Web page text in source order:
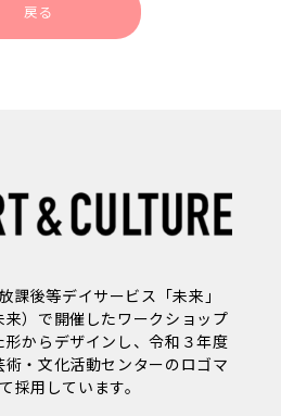
戻る
課後等デイサービス「未来」
来）で開催したワークショップ
からデザインし、令和３年度
・文化活動センターのロゴマ
採用しています。